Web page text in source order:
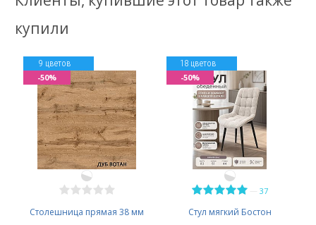
купили
Столешница прямая 38 мм
9 цветов
-50%
37
Стул мягкий Бостон
18 цветов
-50%